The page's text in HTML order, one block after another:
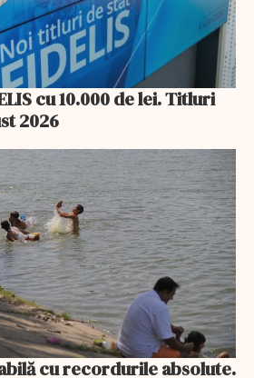
cu 10.000 de lei. Titluri
2026
cu recordurile absolute.